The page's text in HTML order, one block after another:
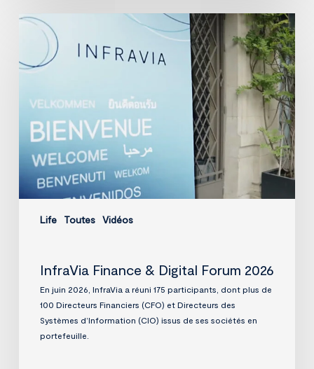
Life Toutes Vidéos
InfraVia
Finance
Digital
2026
InfraVia Finance & Digital Forum 2026
En juin 2026, InfraVia a réuni 175 participants, dont plus de
100 Directeurs Financiers (CFO) et Directeurs des
Systèmes d’Information (CIO) issus de ses sociétés en
portefeuille.